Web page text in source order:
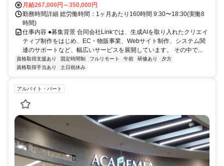
月給267,000円～350,000円
勤務時間詳細 総労働時間：1ヶ月あたり160時間 9:30〜18:30(実働8
時間)
仕事内容 ●募集背景 合同会社Linkでは、生成AIを取り入れたクリエイ
ティブ制作をはじめ、EC・物販事業、Webサイト制作、システム関
連のサポートなど、幅広いサービスを展開しています。 その中で...
資格取得支援あり 固定時間制 フルリモート 午前 研修あり
夕方
資格取得手当あり
土日祝休み
アルバイト・パート